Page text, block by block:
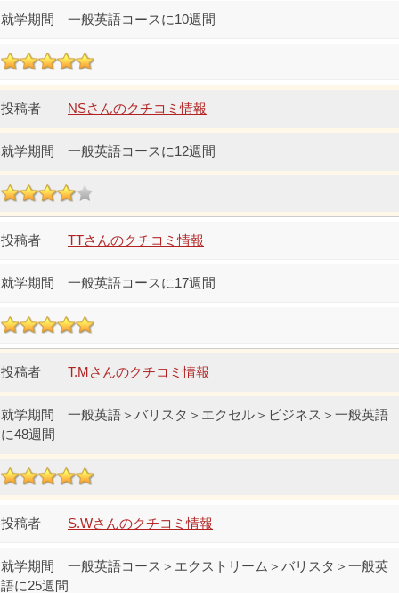
一般英語コースに10週間
NSさんのクチコミ情報
一般英語コースに12週間
TTさんのクチコミ情報
一般英語コースに17週間
T.Mさんのクチコミ情報
一般英語＞バリスタ＞エクセル＞ビジネス＞一般英語
に48週間
S.Wさんのクチコミ情報
一般英語コース＞エクストリーム＞バリスタ＞一般英
語に25週間